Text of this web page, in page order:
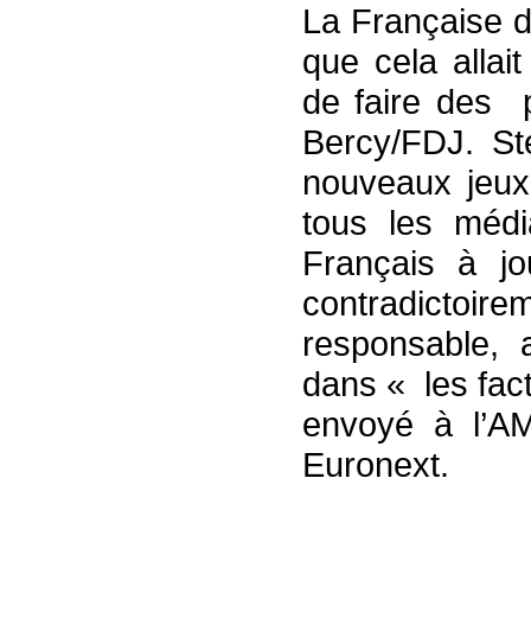
La Française
que cela
de faire des
Bercy/FDJ.
nouveaux
tous les
Français à
responsable,
dans « les
envoyé à
Euronext.